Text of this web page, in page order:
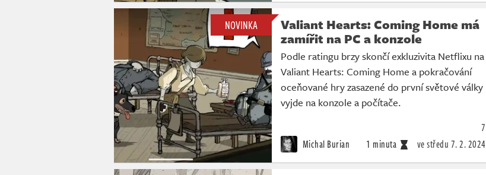
NOVINKA
Valiant Hearts: Coming Home má
zamířit na PC a konzole
Podle ratingu brzy skončí exkluzivita Netflixu na
Valiant Hearts: Coming Home a pokračování
oceňované hry zasazené do první světové války
vyjde na konzole a počítače.
Michal Burian 1 minuta ve středu 7. 2. 2024
7